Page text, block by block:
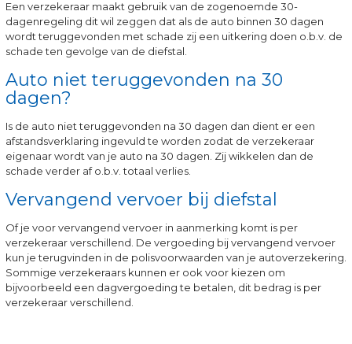
Een verzekeraar maakt gebruik van de zogenoemde 30-
dagenregeling dit wil zeggen dat als de auto binnen 30 dagen
wordt teruggevonden met schade zij een uitkering doen o.b.v. de
schade ten gevolge van de diefstal.
Auto niet teruggevonden na 30
dagen?
Is de auto niet teruggevonden na 30 dagen dan dient er een
afstandsverklaring ingevuld te worden zodat de verzekeraar
eigenaar wordt van je auto na 30 dagen. Zij wikkelen dan de
schade verder af o.b.v. totaal verlies.
Vervangend vervoer bij diefstal
Of je voor vervangend vervoer in aanmerking komt is per
verzekeraar verschillend. De vergoeding bij vervangend vervoer
kun je terugvinden in de polisvoorwaarden van je autoverzekering.
Sommige verzekeraars kunnen er ook voor kiezen om
bijvoorbeeld een dagvergoeding te betalen, dit bedrag is per
verzekeraar verschillend.